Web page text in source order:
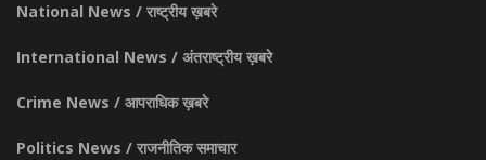
National News / राष्ट्रीय ख़बरे
International News / अंतराष्ट्रीय ख़बरे
Crime News / आपराधिक ख़बरे
Politics News / राजनीतिक समाचार